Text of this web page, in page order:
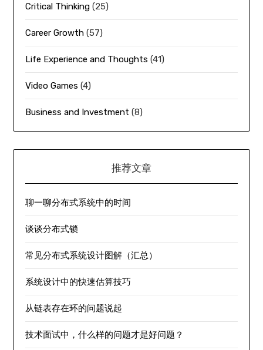
Critical Thinking (25)
Career Growth (57)
Life Experience and Thoughts (41)
Video Games (4)
Business and Investment (8)
推荐文章
聊一聊分布式系统中的时间
谈谈分布式锁
常见分布式系统设计图解（汇总）
系统设计中的快速估算技巧
从链表存在环的问题说起
技术面试中，什么样的问题才是好问题？